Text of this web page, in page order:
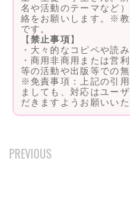
名や活動のテーマなど
絡をお願いします。※
です。
【禁止事項】
・大々的なコピペや読
・商用非商用または営
等の活動や出版等での無
※免責事項：上記の引
ましても、対応はユー
だきますようお願いいた
POST
PREVIOUS